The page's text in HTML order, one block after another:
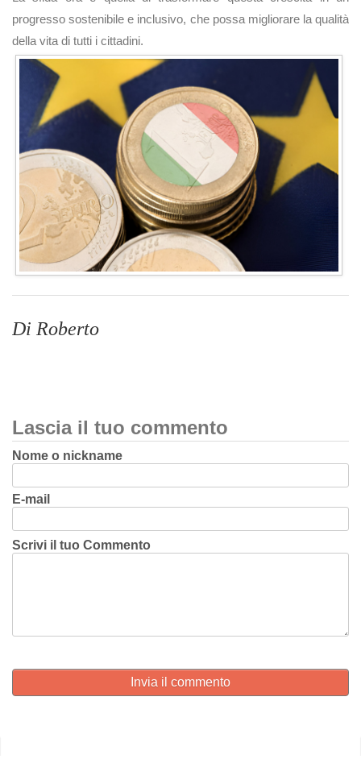
progresso sostenibile e inclusivo, che possa migliorare la qualità
della vita di tutti i cittadini.
Di Roberto
Lascia il tuo commento
Nome o nickname
E-mail
Scrivi il tuo Commento
Invia il commento